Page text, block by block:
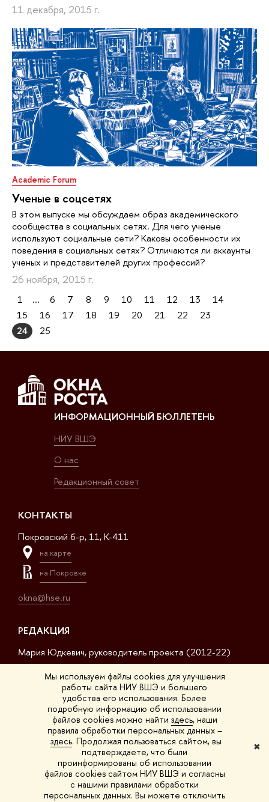
Мы используем файлы cookies для улучшения
работы сайта НИУ ВШЭ и большего
удобства его использования. Более
подробную информацию об использовании
файлов cookies можно найти здесь, наши
правила обработки персональных данных –
здесь. Продолжая пользоваться сайтом, вы
подтверждаете, что были
проинформированы об использовании
файлов cookies сайтом НИУ ВШЭ и согласны
с нашими правилами обработки
персональных данных. Вы можете отключить
✖
11 декабря, 2015 г.
Academic Forum
Ученые в соцсетях
В этом выпуске мы обсуждаем образ академического
сообщества в социальных сетях. Для чего ученые
используют социальные сети? Каковы особенности их
поведения в социальных сетях? Отличаются ли аккаунты
ученых и представителей других профессий?
26 ноября, 2015 г.
1 ... 6 7 8 9 10 11 12 13
14
15
16 17 18 19 20 21 22
23
24
25
ИНФОРМАЦИОННЫЙ БЮЛЛЕТЕНЬ
НИУ ВШЭ
О нас
Редакционный совет
КОНТАКТЫ
Покровский б-р, 11, K-411
на карте
на Покровке
okna@hse.ru
РЕДАКЦИЯ
Мария Юдкевич, руководитель проекта (2012-22)
Дмитрий Дагаев, руководитель проекта (2022-23)
Сергей Матвеев, шеф-редактор (2017-23)
Арсений Кустов, редактор сайта
Владимир Селивёрстов, обозреватель
Анна Шестакова, обозреватель